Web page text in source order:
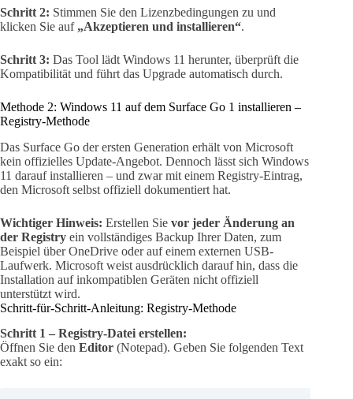
Schritt 2: Stimmen Sie den Lizenzbedingungen zu und
klicken Sie auf „Akzeptieren und installieren“.
Schritt 3: Das Tool lädt Windows 11 herunter, überprüft die
Kompatibilität und führt das Upgrade automatisch durch.
Methode 2: Windows 11 auf dem Surface Go 1 installieren –
Registry-Methode
Das Surface Go der ersten Generation erhält von Microsoft
kein offizielles Update-Angebot. Dennoch lässt sich Windows
11 darauf installieren – und zwar mit einem Registry-Eintrag,
den Microsoft selbst offiziell dokumentiert hat.
Wichtiger Hinweis: Erstellen Sie vor jeder Änderung an
der Registry ein vollständiges Backup Ihrer Daten, zum
Beispiel über OneDrive oder auf einem externen USB-
Laufwerk. Microsoft weist ausdrücklich darauf hin, dass die
Installation auf inkompatiblen Geräten nicht offiziell
unterstützt wird.
Schritt-für-Schritt-Anleitung: Registry-Methode
Schritt 1 – Registry-Datei erstellen:
Öffnen Sie den Editor (Notepad). Geben Sie folgenden Text
exakt so ein: